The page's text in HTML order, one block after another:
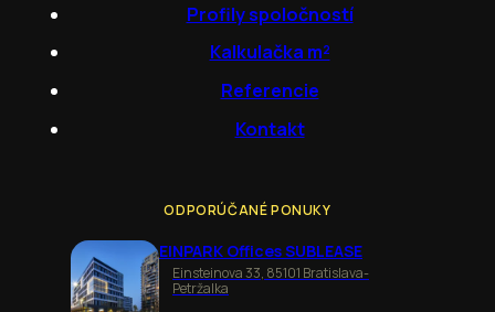
Profily spoločností
Kalkulačka m²
Referencie
Kontakt
ODPORÚČANÉ PONUKY
EINPARK Offices SUBLEASE
Einsteinova 33, 85101 Bratislava-
Petržalka